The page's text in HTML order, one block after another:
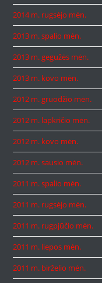
2014 m. rugsėjo mėn.
2013 m. spalio mėn.
2013 m. gegužės mėn.
2013 m. kovo mėn.
2012 m. gruodžio mėn.
2012 m. lapkričio mėn.
2012 m. kovo mėn.
2012 m. sausio mėn.
2011 m. spalio mėn.
2011 m. rugsėjo mėn.
2011 m. rugpjūčio mėn.
2011 m. liepos mėn.
2011 m. birželio mėn.